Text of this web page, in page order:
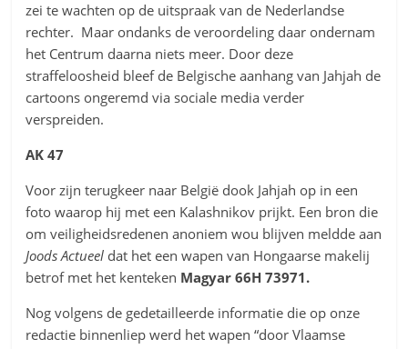
zei te wachten op de uitspraak van de Nederlandse
rechter. Maar ondanks de veroordeling daar ondernam
het Centrum daarna niets meer. Door deze
straffeloosheid bleef de Belgische aanhang van Jahjah de
cartoons ongeremd via sociale media verder
verspreiden.
AK 47
Voor zijn terugkeer naar België dook Jahjah op in een
foto waarop hij met een Kalashnikov prijkt. Een bron die
om veiligheidsredenen anoniem wou blijven meldde aan
Joods Actueel dat het een wapen van Hongaarse makelij
betrof met het kenteken Magyar 66H 73971.
Nog volgens de gedetailleerde informatie die op onze
redactie binnenliep werd het wapen “door Vlaamse